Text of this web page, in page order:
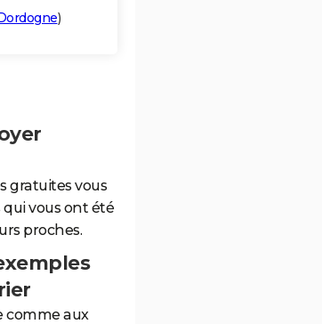
)
gratuites vous
vous ont été
proches.
comme aux